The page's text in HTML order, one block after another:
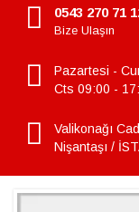
0543 270 71
Bize Ulaşın
Pazartesi -
Cts 09:00 -
Valikonağı
Nişantaşı /